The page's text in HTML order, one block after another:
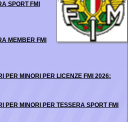
SPORT FMI
MEMBER FMI
PER MINORI PER LICENZE FMI 2026:
PER MINORI PER TESSERA SPORT FMI